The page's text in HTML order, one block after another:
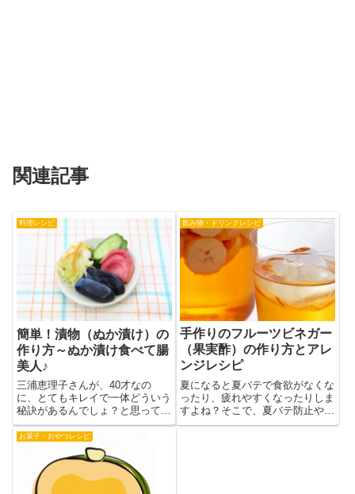
関連記事
料理レシピ
簡単！漬物（ぬか漬け）の
作り方～ぬか漬け食べて腸
美人♪
三浦恵理子さんが、40才なの
に、とてもキレイで一体どういう
秘訣があるんでしょ？と思ってい
たら、先日、テレビで三浦さんの
若さの秘訣を紹介していましたよ
ね。＾＾・炭酸水を飲んでいる・
小皿を沢山使って視覚から満足感
を得る・食べる時に絶対に太らな
い...
飲み物・ドリンクレシピ
手作りのフルーツビネガー
（果実酢）の作り方とアレ
ンジレシピ
夏になると夏バテで食欲がなくな
ったり、疲れやすくなったりしま
すよね？そこで、夏バテ防止や疲
労回復にお酢を飲むと良いとよく
お菓子・おやつレシピ